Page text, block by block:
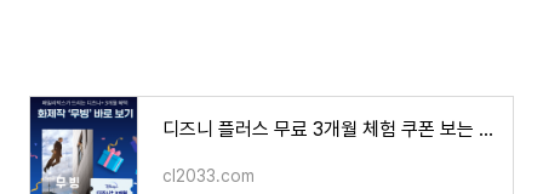
디즈니 플러스 무료 3개월 체험 쿠폰 보는 방법 KT 패밀리 박스
cl2033.com